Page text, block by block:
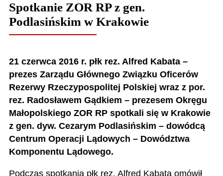
Spotkanie ZOR RP z gen.
Podlasińskim w Krakowie
21 czerwca 2016 r. płk rez. Alfred Kabata –
prezes Zarządu Głównego Związku Oficerów
Rezerwy Rzeczypospolitej Polskiej wraz z por.
rez. Radosławem Gądkiem – prezesem Okręgu
Małopolskiego ZOR RP spotkali się w Krakowie
z gen. dyw. Cezarym Podlasińskim – dowódcą
Centrum Operacji Lądowych – Dowództwa
Komponentu Lądowego.
Podczas spotkania płk rez. Alfred Kabata omówił